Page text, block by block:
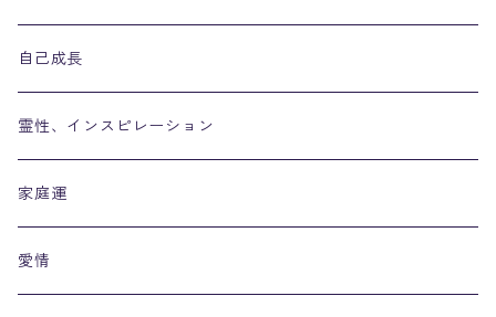
自己成長
霊性、インスピレーション
家庭運
愛情